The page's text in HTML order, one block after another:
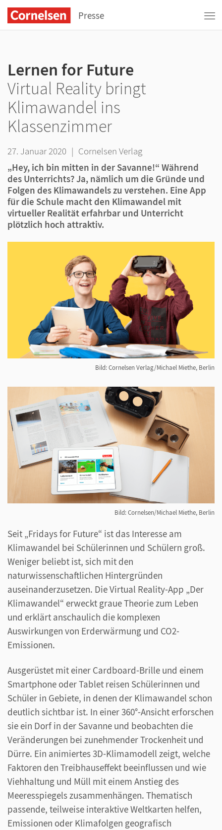
Presse
Lernen for Future
Virtual Reality bringt
Klimawandel ins
Klassenzimmer
27. Januar 2020 | Cornelsen Verlag
„Hey, ich bin mitten in der Savanne!“ Während
des Unterrichts? Ja, nämlich um die Gründe und
Folgen des Klimawandels zu verstehen. Eine App
für die Schule macht den Klimawandel mit
virtueller Realität erfahrbar und Unterricht
plötzlich hoch attraktiv.
Bild: Cornelsen Verlag/Michael Miethe, Berlin
Bild: Cornelsen/Michael Miethe, Berlin
Seit „Fridays for Future“ ist das Interesse am
Klimawandel bei Schülerinnen und Schülern groß.
Weniger beliebt ist, sich mit den
naturwissenschaftlichen Hintergründen
auseinanderzusetzen. Die Virtual Reality-App „Der
Klimawandel“ erweckt graue Theorie zum Leben
und erklärt anschaulich die komplexen
Auswirkungen von Erderwärmung und CO2-
Emissionen.
Ausgerüstet mit einer Cardboard-Brille und einem
Smartphone oder Tablet reisen Schülerinnen und
Schüler in Gebiete, in denen der Klimawandel schon
deutlich sichtbar ist. In einer 360°-Ansicht erforschen
sie ein Dorf in der Savanne und beobachten die
Veränderungen bei zunehmender Trockenheit und
Dürre. Ein animiertes 3D-Klimamodell zeigt, welche
Faktoren den Treibhauseffekt beeinflussen und wie
Viehhaltung und Müll mit einem Anstieg des
Meeresspiegels zusammenhängen. Thematisch
passende, teilweise interaktive Weltkarten helfen,
Emissionen oder Klimafolgen geografisch